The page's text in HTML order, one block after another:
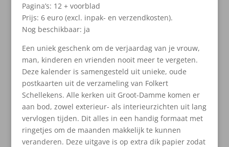
Pagina’s: 12 + voorblad
Prijs: 6 euro (excl. inpak- en verzendkosten).
Nog beschikbaar: ja
Een uniek geschenk om de verjaardag van je vrouw,
man, kinderen en vrienden nooit meer te vergeten.
Deze kalender is samengesteld uit unieke, oude
postkaarten uit de verzameling van Folkert
Schellekens. Alle kerken uit Groot-Damme komen er
aan bod, zowel exterieur- als interieurzichten uit lang
vervlogen tijden. Dit alles in een handig formaat met
ringetjes om de maanden makkelijk te kunnen
veranderen. Deze uitgave is op extra dik papier zodat